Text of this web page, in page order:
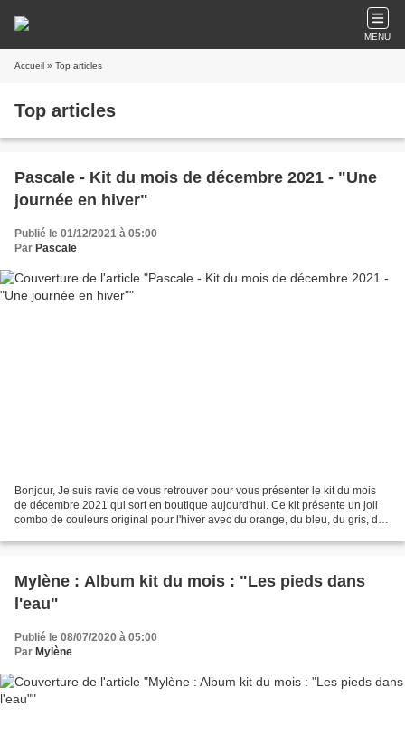
MENU
Accueil » Top articles
Top articles
Pascale - Kit du mois de décembre 2021 - "Une
journée en hiver"
Publié le 01/12/2021 à 05:00
Par Pascale
Bonjour, Je suis ravie de vous retrouver pour vous présenter le kit du mois
de décembre 2021 qui sort en boutique aujourd'hui. Ce kit présente un joli
combo de couleurs original pour l'hiver avec du orange, du bleu, du gris, du
Mylène : Album kit du mois : "Les pieds dans
l'eau"
Publié le 08/07/2020 à 05:00
Par Mylène